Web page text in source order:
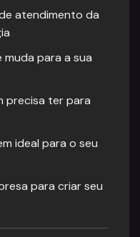
atendimento da
muda para a sua
precisa ter para
ideal para o seu
para criar seu